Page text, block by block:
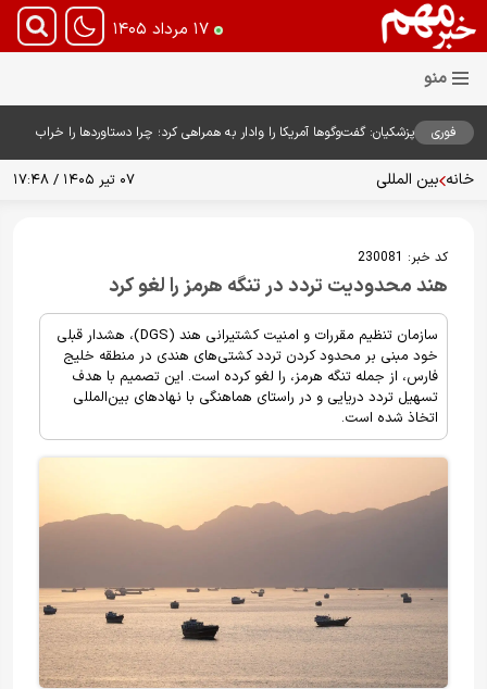
۱۷ مرداد ۱۴۰۵
فوری
پزشکیان: گفت‌وگوها آمریکا را وادار به همراهی کرد؛ چرا دستاوردها را خراب
خانه بین المللی ۰۷ تیر ۱۴۰۵ / ۱۷:۴۸
کد خبر: 230081
هند محدودیت تردد در تنگه هرمز را لغو کرد
سازمان تنظیم مقررات و امنیت کشتیرانی هند (DGS)، هشدار قبلی
خود مبنی بر محدود کردن تردد کشتی‌های هندی در منطقه خلیج
فارس، از جمله تنگه هرمز، را لغو کرده است. این تصمیم با هدف
تسهیل تردد دریایی و در راستای هماهنگی با نهادهای بین‌المللی
اتخاذ شده است.